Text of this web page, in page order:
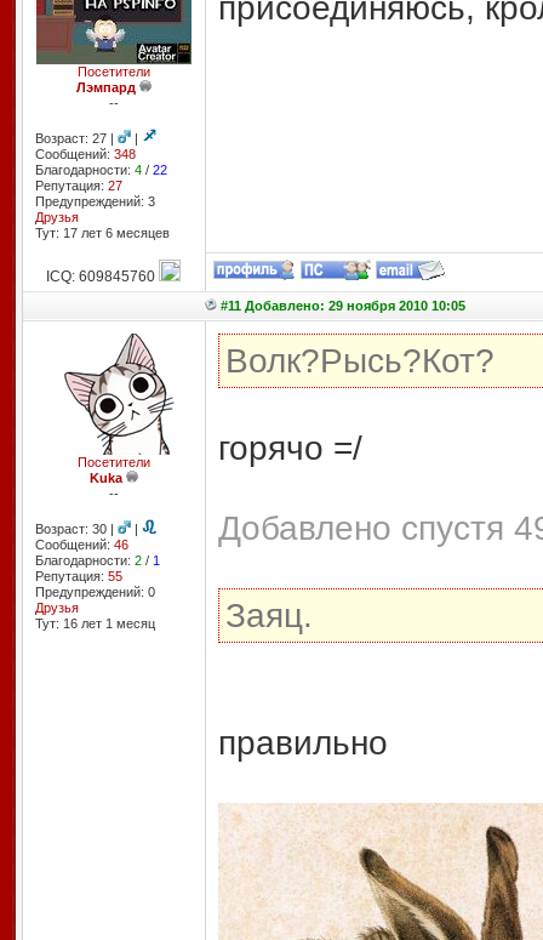
Посетители
Лэмпард
--
Возраст: 27 |
|
Сообщений: 348
Благодарности: 4/ 22
Репутация: 27
Предупреждений: 3
Друзья
Тут: 17 лет 6 месяцев
ICQ: 609845760
#11 Добавлено: 29 ноября 2010 10:05
Посетители
Kuka
--
Возраст: 30 |
|
Сообщений: 46
Благодарности: 2/ 1
Репутация: 55
Предупреждений: 0
Друзья
Тут: 16 лет 1 месяц
Волк?Рысь?Кот?
горячо =/
Добавлено спустя
Заяц.
правильно